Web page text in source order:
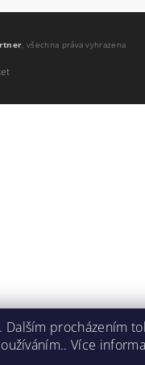
, všechna práva vyhrazena
Dalším procházením
Více